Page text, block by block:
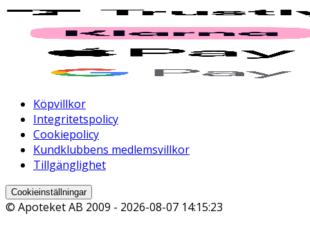
Köpvillkor
Integritetspolicy
Cookiepolicy
Kundklubbens medlemsvillkor
Tillgänglighet
Cookieinställningar
© Apoteket AB 2009 - 2026-08-07 14:15:23